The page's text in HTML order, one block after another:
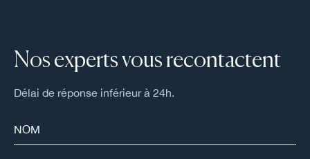
Nos experts vous recontactent
Délai de réponse inférieur à 24h.